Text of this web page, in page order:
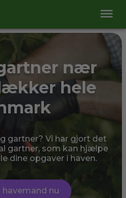
nær
hele
gartner? Vi har gjort det
gartner, som kan hjælpe
dine opgaver i haven.
havemand nu